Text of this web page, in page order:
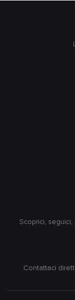
Scoprici,
Contattaci